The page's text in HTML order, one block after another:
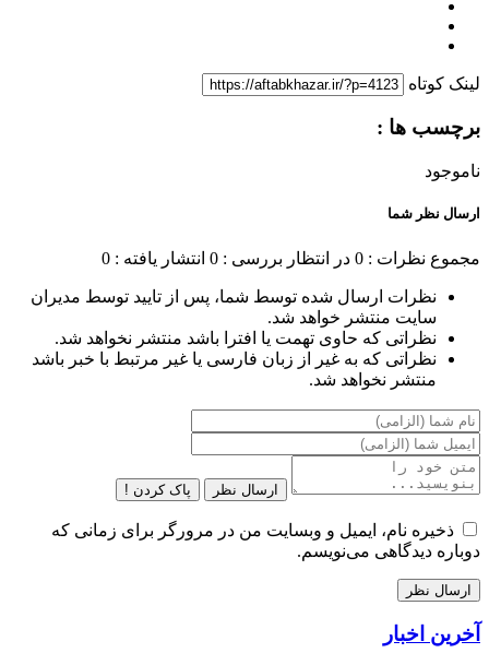
لینک کوتاه
برچسب ها :
ناموجود
ارسال نظر شما
مجموع نظرات : 0 در انتظار بررسی : 0 انتشار یافته : 0
نظرات ارسال شده توسط شما، پس از تایید توسط مدیران
سایت منتشر خواهد شد.
نظراتی که حاوی تهمت یا افترا باشد منتشر نخواهد شد.
نظراتی که به غیر از زبان فارسی یا غیر مرتبط با خبر باشد
منتشر نخواهد شد.
ارسال نظر پاک کردن !
ذخیره نام، ایمیل و وبسایت من در مرورگر برای زمانی که
دوباره دیدگاهی می‌نویسم.
آخرین اخبار